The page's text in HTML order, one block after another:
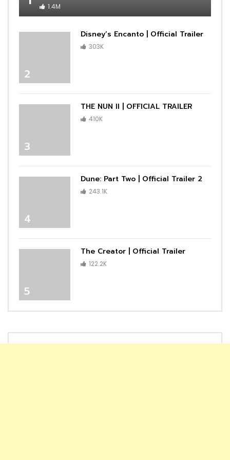
1.4M
2
Disney’s Encanto | Official Trailer
303K
3
THE NUN II | OFFICIAL TRAILER
410K
4
Dune: Part Two | Official Trailer 2
243.1K
5
The Creator | Official Trailer
122.2K